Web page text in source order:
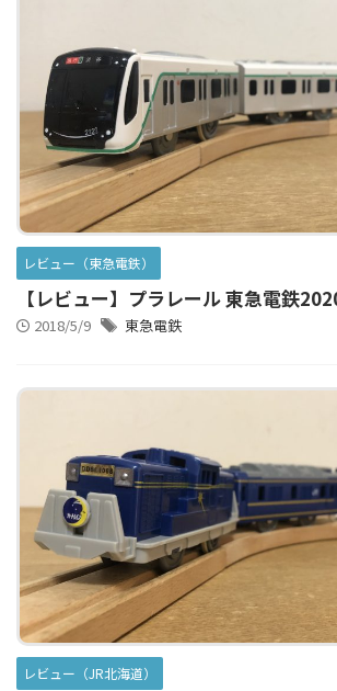
レビュー（東急電鉄）
【レビュー】プラレール 東急電鉄
2018/5/9 東急電鉄
レビュー（JR北海道）